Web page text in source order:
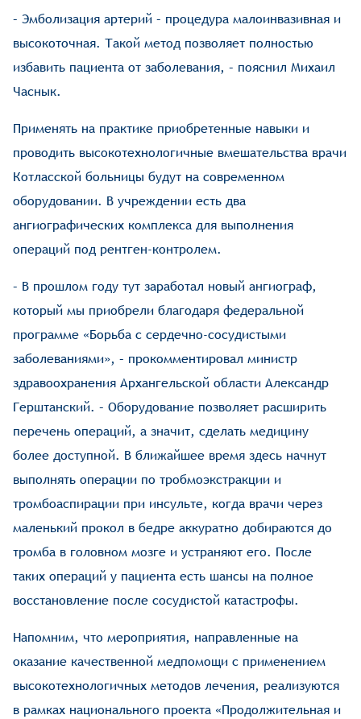
– Эмболизация артерий – процедура малоинвазивная и
высокоточная. Такой метод позволяет полностью
избавить пациента от заболевания, – пояснил Михаил
Часнык.
Применять на практике приобретенные навыки и
проводить высокотехнологичные вмешательства врачи
Котласской больницы будут на современном
оборудовании. В учреждении есть два
ангиографических комплекса для выполнения
операций под рентген-контролем.
– В прошлом году тут заработал новый ангиограф,
который мы приобрели благодаря федеральной
программе «Борьба с сердечно-сосудистыми
заболеваниями», – прокомментировал министр
здравоохранения Архангельской области Александр
Герштанский. – Оборудование позволяет расширить
перечень операций, а значит, сделать медицину
более доступной. В ближайшее время здесь начнут
выполнять операции по тробмоэкстракции и
тромбоаспирации при инсульте, когда врачи через
маленький прокол в бедре аккуратно добираются до
тромба в головном мозге и устраняют его. После
таких операций у пациента есть шансы на полное
восстановление после сосудистой катастрофы.
Напомним, что мероприятия, направленные на
оказание качественной медпомощи с применением
высокотехнологичных методов лечения, реализуются
в рамках национального проекта «Продолжительная и